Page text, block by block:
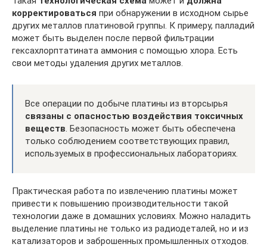
корректироваться при обнаружении в исходном сырье
других металлов платиновой группы. К примеру, палладий
может быть выделен после первой фильтрации
гексахлорптатината аммония с помощью хлора. Есть
свои методы удаления других металлов.
Все операции по добыче платины из вторсырья
связаны с опасностью воздействия токсичных
веществ. Безопасность может быть обеспечена
только соблюдением соответствующих правил,
используемых в профессиональных лабораториях.
Практическая работа по извлечению платины может
привести к повышению производительности такой
технологии даже в домашних условиях. Можно наладить
выделение платины не только из радиодеталей, но и из
катализаторов и заброшенных промышленных отходов.